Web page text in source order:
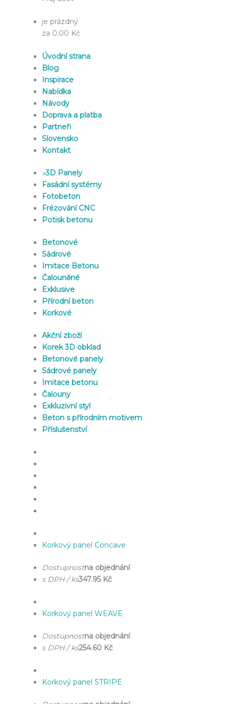
je prázdný
za 0.00 Kč
Úvodní strana
Blog
Inspirace
Nabídka
Návody
Doprava a platba
Partneři
Slovensko
Kontakt
»3D Panely
Fasádní systémy
Fotobeton
Frézování CNC
Potisk betonu
Betonové
Sádrové
Imitace Betonu
Čalouněné
Exklusive
Přírodní beton
Korkové
Akční zboží
Korek 3D obklad
Betonové panely
Sádrové panely
Imitace betonu
Čalouny
Exkluzivní styl
Beton s přírodním motivem
Příslušenství
Korkový panel Concave
Dostupnostna objednání
s DPH / ks347.95 Kč
Korkový panel WEAVE
Dostupnostna objednání
s DPH / ks254.60 Kč
Korkový panel STRIPE